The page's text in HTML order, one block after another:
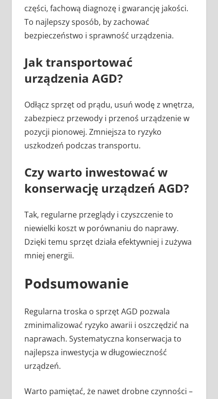
części, fachową diagnozę i gwarancję jakości.
To najlepszy sposób, by zachować
bezpieczeństwo i sprawność urządzenia.
Jak transportować
urządzenia AGD?
Odłącz sprzęt od prądu, usuń wodę z wnętrza,
zabezpiecz przewody i przenoś urządzenie w
pozycji pionowej. Zmniejsza to ryzyko
uszkodzeń podczas transportu.
Czy warto inwestować w
konserwację urządzeń AGD?
Tak, regularne przeglądy i czyszczenie to
niewielki koszt w porównaniu do naprawy.
Dzięki temu sprzęt działa efektywniej i zużywa
mniej energii.
Podsumowanie
Regularna troska o sprzęt AGD pozwala
zminimalizować ryzyko awarii i oszczędzić na
naprawach. Systematyczna konserwacja to
najlepsza inwestycja w długowieczność
urządzeń.
Warto pamiętać, że nawet drobne czynności –